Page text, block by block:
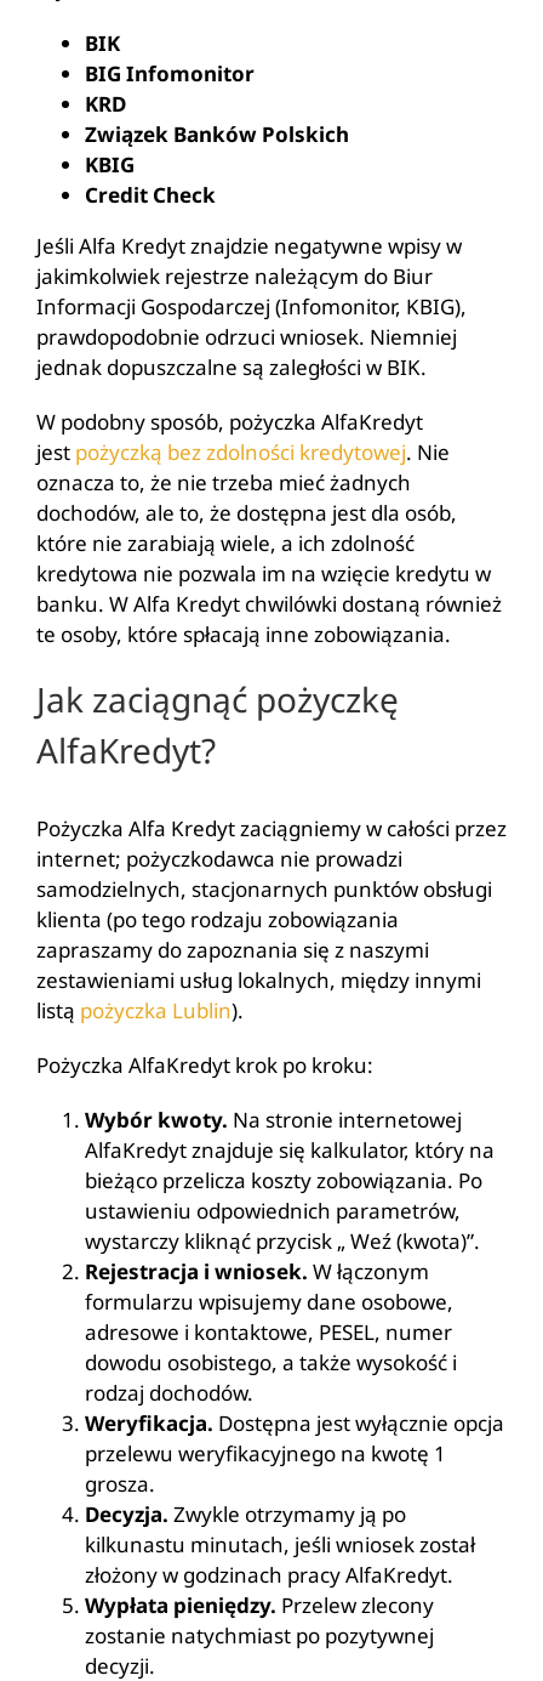
BIK
BIG Infomonitor
KRD
Związek Banków Polskich
KBIG
Credit Check
Jeśli Alfa Kredyt znajdzie negatywne wpisy w
jakimkolwiek rejestrze należącym do Biur
Informacji Gospodarczej (Infomonitor, KBIG),
prawdopodobnie odrzuci wniosek. Niemniej
jednak dopuszczalne są zaległości w BIK.
W podobny sposób, pożyczka AlfaKredyt
jest pożyczką bez zdolności kredytowej. Nie
oznacza to, że nie trzeba mieć żadnych
dochodów, ale to, że dostępna jest dla osób,
które nie zarabiają wiele, a ich zdolność
kredytowa nie pozwala im na wzięcie kredytu w
banku. W Alfa Kredyt chwilówki dostaną również
te osoby, które spłacają inne zobowiązania.
Jak zaciągnąć pożyczkę
AlfaKredyt?
Pożyczka Alfa Kredyt zaciągniemy w całości przez
internet; pożyczkodawca nie prowadzi
samodzielnych, stacjonarnych punktów obsługi
klienta (po tego rodzaju zobowiązania
zapraszamy do zapoznania się z naszymi
zestawieniami usług lokalnych, między innymi
listą pożyczka Lublin).
Pożyczka AlfaKredyt krok po kroku:
Wybór kwoty. Na stronie internetowej
AlfaKredyt znajduje się kalkulator, który na
bieżąco przelicza koszty zobowiązania. Po
ustawieniu odpowiednich parametrów,
wystarczy kliknąć przycisk „ Weź (kwota)”.
Rejestracja i wniosek. W łączonym
formularzu wpisujemy dane osobowe,
adresowe i kontaktowe, PESEL, numer
dowodu osobistego, a także wysokość i
rodzaj dochodów.
Weryfikacja. Dostępna jest wyłącznie opcja
przelewu weryfikacyjnego na kwotę 1
grosza.
Decyzja. Zwykle otrzymamy ją po
kilkunastu minutach, jeśli wniosek został
złożony w godzinach pracy AlfaKredyt.
Wypłata pieniędzy. Przelew zlecony
zostanie natychmiast po pozytywnej
decyzji.